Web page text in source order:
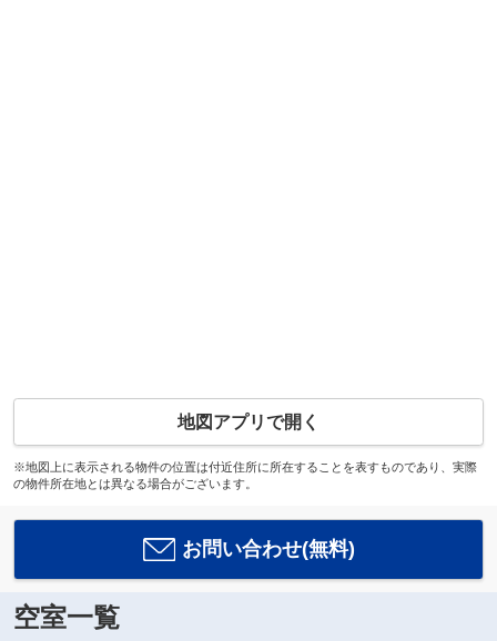
地図アプリで開く
※地図上に表示される物件の位置は付近住所に所在することを表すものであり、実際
の物件所在地とは異なる場合がございます。
お問い合わせ(無料)
空室一覧